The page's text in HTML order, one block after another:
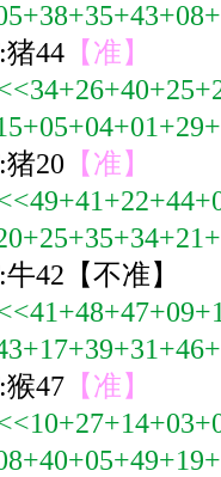
44【准】
20 【准】
42【不准】
47【准】